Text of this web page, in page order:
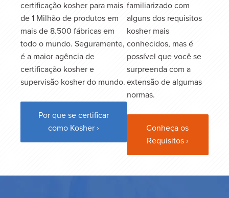
certificação kosher para mais
de 1 Milhão de produtos em
mais de 8.500 fábricas em
todo o mundo. Seguramente,
é a maior agência de
certificação kosher e
supervisão kosher do mundo.
Por que se certificar
como Kosher ›
familiarizado com
alguns dos requisitos
kosher mais
conhecidos, mas é
possível que você se
surpreenda com a
extensão de algumas
normas.
Conheça os
Requisitos ›